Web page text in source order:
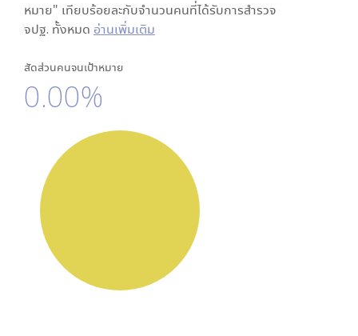
หมาย" เทียบร้อยละกับจำนวนคนที่ได้รับการสำรวจ
จปฐ. ทั้งหมด อ่านเพิ่มเติม
สัดส่วนคนจนเป้าหมาย
0.00%